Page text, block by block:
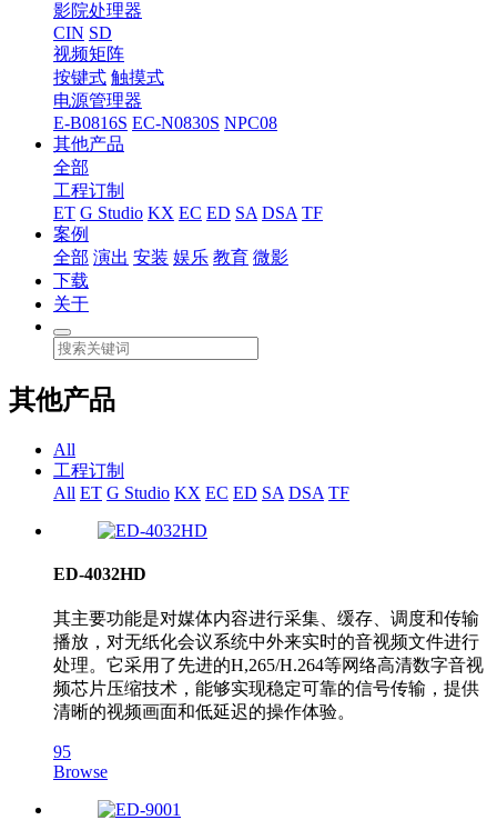
影院处理器
CIN SD
视频矩阵
按键式 触摸式
电源管理器
E-B0816S EC-N0830S NPC08
其他产品
全部
工程订制
ET G Studio KX EC ED SA DSA TF
案例
全部 演出 安装 娱乐 教育 微影
下载
关于
其他产品
All
工程订制
All ET G Studio KX EC ED SA DSA TF
ED-4032HD
其主要功能是对媒体内容进行采集、缓存、调度和传输
播放，对无纸化会议系统中外来实时的音视频文件进行
处理。它采用了先进的H,265/H.264等网络高清数字音视
频芯片压缩技术，能够实现稳定可靠的信号传输，提供
清晰的视频画面和低延迟的操作体验。
95
Browse